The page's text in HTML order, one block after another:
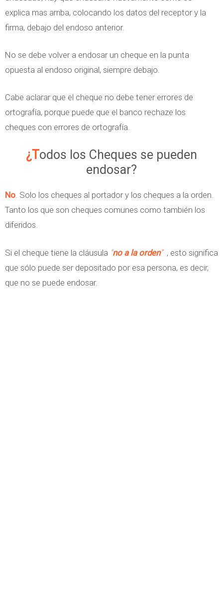
explica mas arriba, colocando los datos del receptor y la
firma, debajo del endoso anterior.
No se debe volver a endosar un cheque en la punta
opuesta al endoso original, siempre debajo.
Cabe aclarar que el cheque no debe tener errores de
ortografía, porque puede que el banco rechaze los
cheques con errores de ortografía.
¿Todos los Cheques se pueden
endosar?
No. Solo los cheques al portador y los cheques a la orden.
Tanto los que son cheques comunes como también los
diferidos.
Si el cheque tiene la cláusula "no a la orden" , esto significa
que sólo puede ser depositado por esa persona, es decir,
que no se puede endosar.